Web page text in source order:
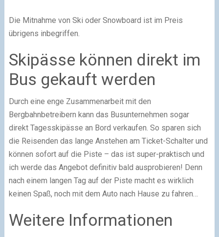
Die Mitnahme von Ski oder Snowboard ist im Preis
übrigens inbegriffen.
Skipässe können direkt im
Bus gekauft werden
Durch eine enge Zusammenarbeit mit den
Bergbahnbetreibern kann das Busunternehmen sogar
direkt Tagesskipässe an Bord verkaufen. So sparen sich
die Reisenden das lange Anstehen am Ticket-Schalter und
können sofort auf die Piste – das ist super-praktisch und
ich werde das Angebot definitiv bald ausprobieren! Denn
nach einem langen Tag auf der Piste macht es wirklich
keinen Spaß, noch mit dem Auto nach Hause zu fahren…
Weitere Informationen